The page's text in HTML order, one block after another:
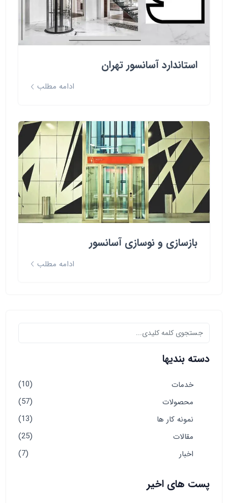
استاندارد آسانسور تهران
ادامه مطلب
بازسازی و نوسازی آسانسور
ادامه مطلب
دسته بندیها
خدمات
(10)
محصولات
(57)
نمونه کار ها
(13)
مقالات
(25)
اخبار
(7)
پست های اخیر